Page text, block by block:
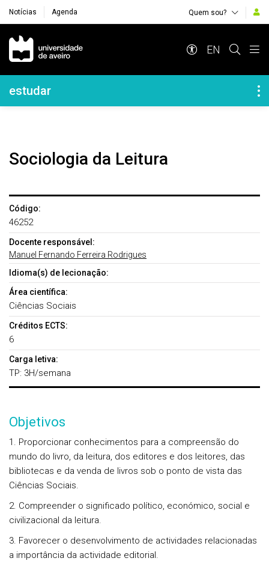
Notícias Agenda Quem sou?
Navegação Principal
EN
Navegação Lateral
estudar
Sociologia da Leitura
Código:
46252
Docente responsável:
Manuel Fernando Ferreira Rodrigues
Idioma(s) de lecionação:
Área científica:
Ciências Sociais
Créditos ECTS:
6
Carga letiva:
TP: 3H/semana
Objetivos
1. Proporcionar conhecimentos para a compreensão do
mundo do livro, da leitura, dos editores e dos leitores, das
bibliotecas e da venda de livros sob o ponto de vista das
Ciências Sociais.
2. Compreender o significado político, económico, social e
civilizacional da leitura.
3. Favorecer o desenvolvimento de actividades relacionadas
a importância da actividade edito­rial.